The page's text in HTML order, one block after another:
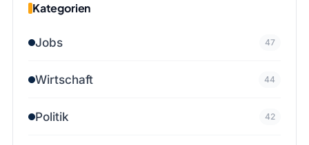
Kategorien
Jobs 47
Wirtschaft 44
Politik 42